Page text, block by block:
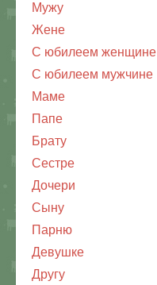
Мужу
Жене
С юбилеем женщине
С юбилеем мужчине
Маме
Папе
Брату
Сестре
Дочери
Сыну
Парню
Девушке
Другу